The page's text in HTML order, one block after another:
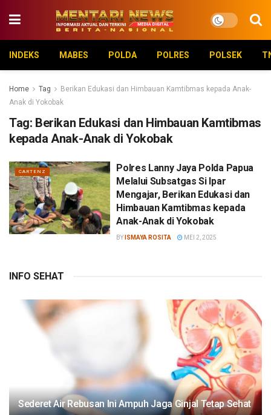
INDEKS MABES POLDA POLRES POLSEK
Home Tag
Berikan Edukasi dan Himbauan Kamtibmas kepada Anak-
Anak di Yokobak
Tag: Berikan Edukasi dan Himbauan Kamtibmas
kepada Anak-Anak di Yokobak
CARTENZ
Polres Lanny Jaya Polda Papua
Melalui Subsatgas Si Ipar
Mengajar, Berikan Edukasi dan
Himbauan Kamtibmas kepada
Anak-Anak di Yokobak
BY ISMAYA ROSITA MEI 2, 2025
INFO SEHAT
Sederet Air Rebusan Ini Ampuh Jaga Ginjal Tetap Sehat